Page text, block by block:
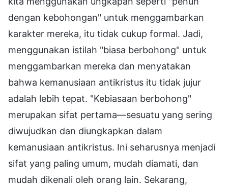
dengan kebohongan" untuk menggambarkan
karakter mereka, itu tidak cukup formal. Jadi,
menggunakan istilah "biasa berbohong" untuk
menggambarkan mereka dan menyatakan
bahwa kemanusiaan antikristus itu tidak jujur
adalah lebih tepat. "Kebiasaan berbohong"
merupakan sifat pertama—sesuatu yang sering
diwujudkan dan diungkapkan dalam
kemanusiaan antikristus. Ini seharusnya menjadi
sifat yang paling umum, mudah diamati, dan
mudah dikenali oleh orang lain. Sekarang,